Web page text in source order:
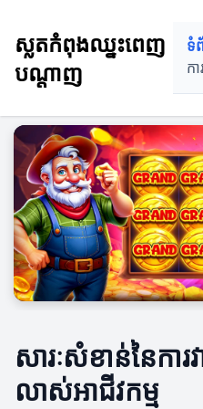
ស្លតកំពុងឈ្នះពេញ
បណ្តាញ
ទំ
ក
សារៈសំខាន់នៃការ
លាស់អាជីវកម្ម